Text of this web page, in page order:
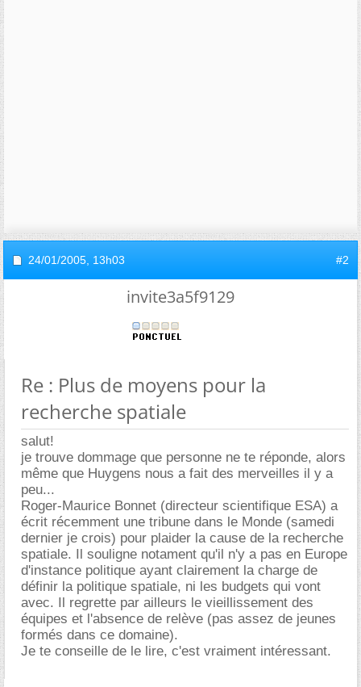
24/01/2005, 13h03 #2
invite3a5f9129
Re : Plus de moyens pour la
recherche spatiale
salut!
je trouve dommage que personne ne te réponde, alors
même que Huygens nous a fait des merveilles il y a
peu...
Roger-Maurice Bonnet (directeur scientifique ESA) a
écrit récemment une tribune dans le Monde (samedi
dernier je crois) pour plaider la cause de la recherche
spatiale. Il souligne notament qu'il n'y a pas en Europe
d'instance politique ayant clairement la charge de
définir la politique spatiale, ni les budgets qui vont
avec. Il regrette par ailleurs le vieillissement des
équipes et l'absence de relève (pas assez de jeunes
formés dans ce domaine).
Je te conseille de le lire, c'est vraiment intéressant.